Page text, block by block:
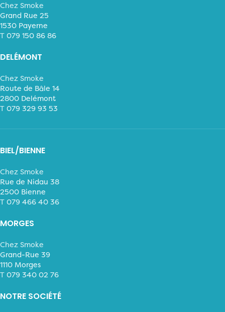
Chez Smoke
Grand Rue 25
1530 Payerne
T 079 150 86 86
DELÉMONT
Chez Smoke
Route de Bâle 14
2800 Delémont
T 079 329 93 53
BIEL/BIENNE
Chez Smoke
Rue de Nidau 38
2500 Bienne
T 079 466 40 36
MORGES
Chez Smoke
Grand-Rue 39
1110 Morges
T 079 340 02 76
NOTRE SOCIÉTÉ